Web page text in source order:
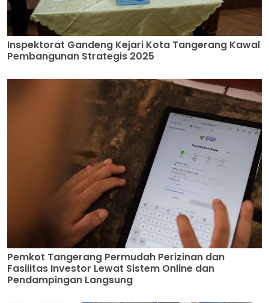
Inspektorat Gandeng Kejari Kota Tangerang Kawal
Pembangunan Strategis 2025
Pemkot Tangerang Permudah Perizinan dan
Fasilitas Investor Lewat Sistem Online dan
Pendampingan Langsung